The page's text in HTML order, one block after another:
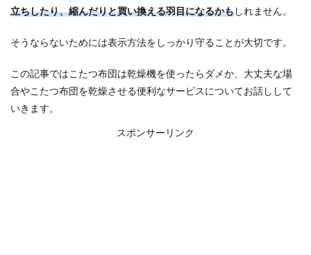
立ちしたり、縮んだりと買い換える羽目になるかもしれません。
そうならないためには表示方法をしっかり守ることが大切です。
この記事ではこたつ布団は乾燥機を使ったらダメか、大丈夫な場
合やこたつ布団を乾燥させる便利なサービスについてお話しして
いきます。
スポンサーリンク